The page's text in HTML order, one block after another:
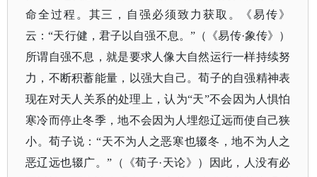
命全过程。其三，自强必须致力获取。《易传》
云：“天行健，君子以自强不息。”（
《易传·象传》
）
所谓自强不息，就是要求人像大自然运行一样持续努
力，不断积蓄能量，以强大自己。荀子的自强精神表
现在对天人关系的处理上，认为“天”不会因为人惧怕
寒冷而停止冬季，地不会因为人埋怨辽远而使自己狭
小。荀子说：“天不为人之恶寒也辍冬，地不为人之
恶辽远也辍广。”（
《荀子·天论》
）因此，人没有必